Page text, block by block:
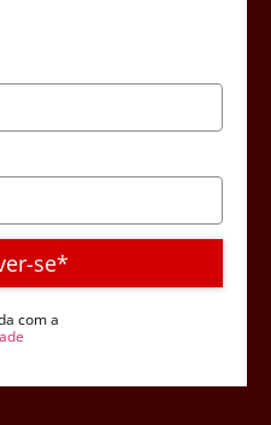
se*
com a